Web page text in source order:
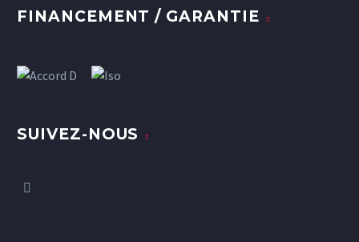
FINANCEMENT / GARANTIE
SUIVEZ-NOUS